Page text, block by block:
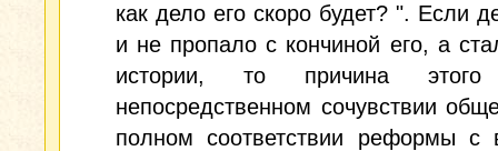
как дело его скоро будет? ". Если
и не пропало с кончиной его, а
истории, то причина
непосредственном сочувствии
полном соответствии реформы с